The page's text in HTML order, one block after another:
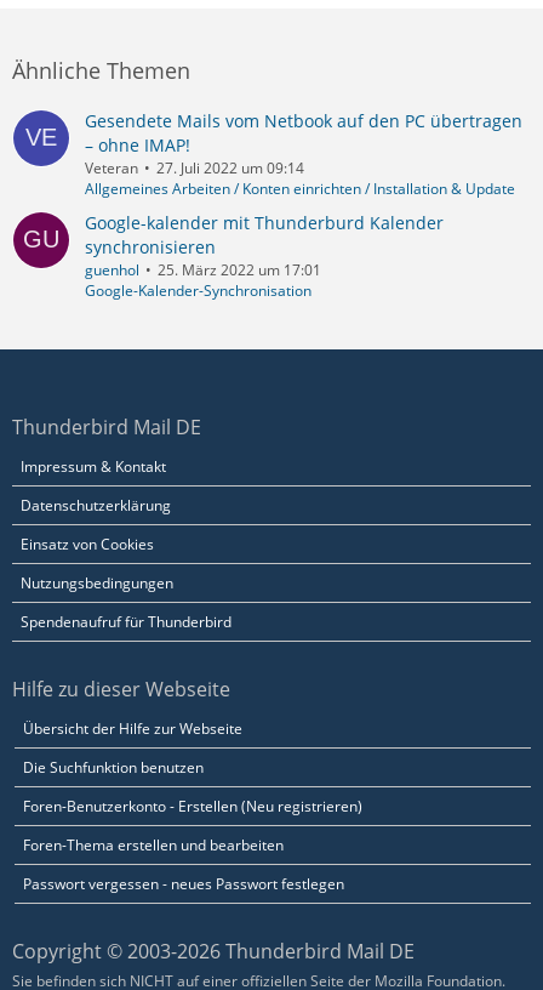
Ähnliche Themen
Gesendete Mails vom Netbook auf den PC übertragen
– ohne IMAP!
Veteran
27. Juli 2022 um 09:14
Allgemeines Arbeiten / Konten einrichten / Installation & Update
Google-kalender mit Thunderburd Kalender
synchronisieren
guenhol
25. März 2022 um 17:01
Google-Kalender-Synchronisation
Thunderbird Mail DE
Impressum & Kontakt
Datenschutzerklärung
Einsatz von Cookies
Nutzungsbedingungen
Spendenaufruf für Thunderbird
Hilfe zu dieser Webseite
Übersicht der Hilfe zur Webseite
Die Suchfunktion benutzen
Foren-Benutzerkonto - Erstellen (Neu registrieren)
Foren-Thema erstellen und bearbeiten
Passwort vergessen - neues Passwort festlegen
Copyright © 2003-2026 Thunderbird Mail DE
Sie befinden sich NICHT auf einer offiziellen Seite der Mozilla Foundation.